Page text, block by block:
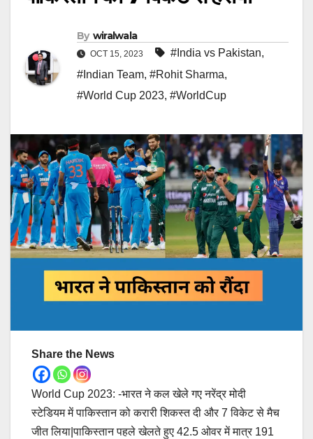
By wiralwala
OCT 15, 2023 #India vs Pakistan,
#Indian Team, #Rohit Sharma,
#World Cup 2023, #WorldCup
Share the News
World Cup 2023: -भारत ने कल खेले गए नरेंद्र मोदी
स्टेडियम में पाकिस्तान को करारी शिकस्त दी और 7 विकेट से मैच
जीत लिया|पाकिस्तान पहले खेलते हुए 42.5 ओवर में मात्र 191